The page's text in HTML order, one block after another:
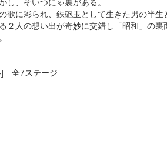
し、そいつにゃ裏がある。
歌に彩られ、鉄砲玉として生きた男の半
２人の想い出が奇妙に交錯し「昭和」の
] 全7ステージ